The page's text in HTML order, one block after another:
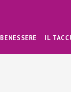
BENESSERE IL